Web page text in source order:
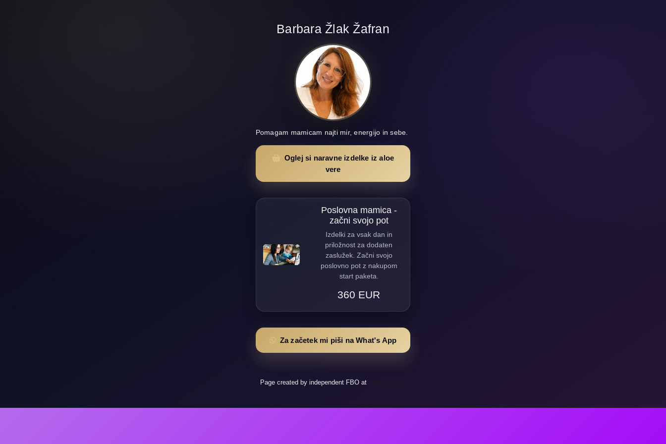
Barbara Žlak Žafran
Pomagam mamicam najti mir, energijo in sebe.
Oglej si naravne izdelke iz aloe
vere
Poslovna mamica -
začni svojo pot
Izdelki za vsak dan in
priložnost za dodaten
zaslužek. Začni svojo
poslovno pot z nakupom
start paketa.
360 EUR
Za začetek mi piši na What's App
Page created by independent FBO at